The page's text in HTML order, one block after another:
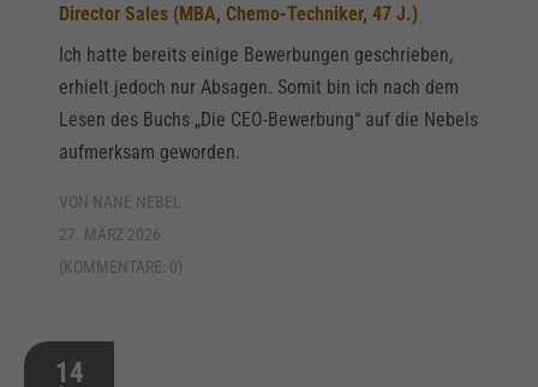
Director Sales (MBA, Chemo-Techniker, 47 J.)
Ich hatte bereits einige Bewerbungen geschrieben,
erhielt jedoch nur Absagen. Somit bin ich nach dem
Lesen des Buchs „Die CEO-Bewerbung“ auf die Nebels
aufmerksam geworden.
VON NANE NEBEL
27. MÄRZ 2026
(KOMMENTARE: 0)
14